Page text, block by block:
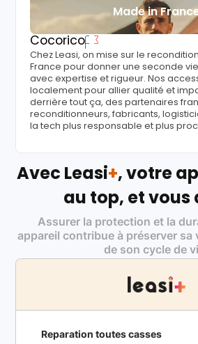
Made in
Cocorico
Chez Leasi, on mise sur le
France pour donner une seconde
avec expertise et rigueur. Nos
localement pour allier qualité et
derrière tout ça, des partenaires
reconditionneurs, fabricants,
la tech plus responsable et plus
Avec Leasi+, votre
au top, et vous
Assurer la protection et la
appareil contribue à préserver sa
de son cycle de
Reparation toutes casses